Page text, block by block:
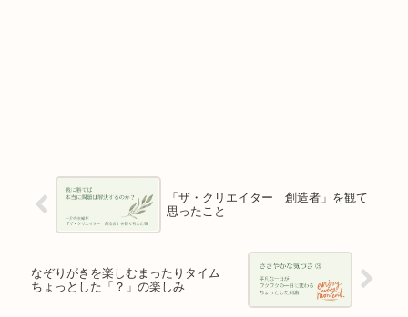
「ザ・クリエイター 創造者」を観て
思ったこと
なぞりがきを楽しむまったりタイム
ちょっとした「？」の楽しみ